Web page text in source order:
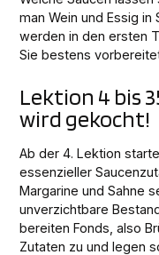
man Wein und Essig in
werden in den ersten
Sie bestens
Lektion 4 bis
wird gekocht!
Ab der 4. Lektion
essenzieller
Margarine und Sahne
unverzichtbare
bereiten Fonds, also
Zutaten zu und legen